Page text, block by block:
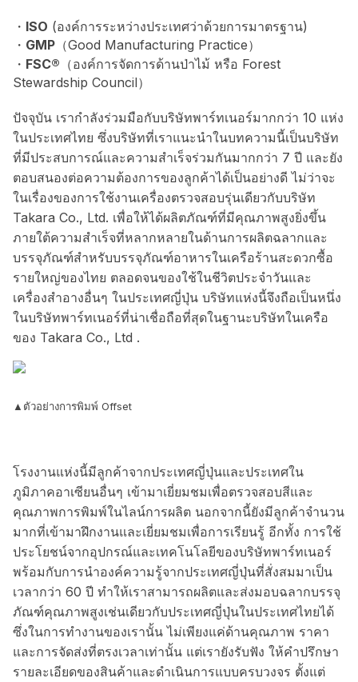
・ ISO (องค์การระหว่างประเทศว่าด้วยการมาตรฐาน)
・ GMP （Good Manufacturing Practice）
・ FSC® （องค์การจัดการด้านป่าไม้ หรือ Forest
Stewardship Council）
ปัจจุบัน เรากำลังร่วมมือกับบริษัทพาร์ทเนอร์มากกว่า 10 แห่ง
ในประเทศไทย ซึ่งบริษัทที่เราแนะนำในบทความนี้เป็นบริษัท
ที่มีประสบการณ์และความสำเร็จร่วมกันมากกว่า 7 ปี และยัง
ตอบสนองต่อความต้องการของลูกค้าได้เป็นอย่างดี ไม่ว่าจะ
ในเรื่องของการใช้งานเครื่องตรวจสอบรุ่นเดียวกับบริษัท
Takara Co., Ltd. เพื่อให้ได้ผลิตภัณฑ์ที่มีคุณภาพสูงยิ่งขึ้น
ภายใต้ความสำเร็จที่หลากหลายในด้านการผลิตฉลากและ
บรรจุภัณฑ์สำหรับบรรจุภัณฑ์อาหารในเครือร้านสะดวกซื้อ
รายใหญ่ของไทย ตลอดจนของใช้ในชีวิตประจำวันและ
เครื่องสำอางอื่นๆ ในประเทศญี่ปุ่น บริษัทแห่งนี้จึงถือเป็นหนึ่ง
ในบริษัทพาร์ทเนอร์ที่น่าเชื่อถือที่สุดในฐานะบริษัทในเครือ
ของ Takara Co., Ltd .
▲ตัวอย่างการพิมพ์ Offset
โรงงานแห่งนี้มีลูกค้าจากประเทศญี่ปุ่นและประเทศใน
ภูมิภาคอาเซียนอื่นๆ เข้ามาเยี่ยมชมเพื่อตรวจสอบสีและ
คุณภาพการพิมพ์ในไลน์การผลิต นอกจากนี้ยังมีลูกค้าจำนวน
มากที่เข้ามาฝึกงานและเยี่ยมชมเพื่อการเรียนรู้ อีกทั้ง การใช้
ประโยชน์จากอุปกรณ์และเทคโนโลยีของบริษัทพาร์ทเนอร์
พร้อมกับการนำองค์ความรู้จากประเทศญี่ปุ่นที่สั่งสมมาเป็น
เวลากว่า 60 ปี ทำให้เราสามารถผลิตและส่งมอบฉลากบรรจุ
ภัณฑ์คุณภาพสูงเช่นเดียวกับประเทศญี่ปุ่นในประเทศไทยได้
ซึ่งในการทำงานของเรานั้น ไม่เพียงแค่ด้านคุณภาพ ราคา
และการจัดส่งที่ตรงเวลาเท่านั้น แต่เรายังรับฟัง ให้คำปรึกษา
รายละเอียดของสินค้าและดำเนินการแบบครบวงจร ตั้งแต่